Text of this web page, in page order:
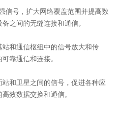
信号，扩大网络覆盖范围并提高数
之间的无缝连接和通信。
和通信枢纽中的信号放大和传
靠通信和连接。
和卫星之间的信号，促进各种应
效数据交换和通信。